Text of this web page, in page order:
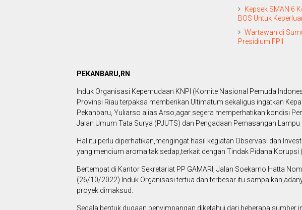
Kepsek SMAN 6
BOS Untuk
Wartawan di
Presidium FPII
PEKANBARU,RN
Induk Organisasi Kepemudaan KNPI (Komite Nasional Pemuda
Provinsi Riau terpaksa memberikan Ultimatum sekaligus ingatkan
Pekanbaru, Yuliarso alias Arso,agar segera memperhatikan kondisi
Jalan Umum Tata Surya (PJUTS) dan Pengadaan Pemasangan
Hal itu perlu diperhatikan,mengingat hasil kegiatan Observasi dan
yang mencium aroma tak sedap,terkait dengan Tindak Pidana Korupsi
Bertempat di Kantor Sekretariat PP GAMARI, Jalan Soekarno Hatta
(26/10/2022) Induk Organisasi tertua dan terbesar itu
proyek dimaksud.
Segala bentuk dugaan penyimpangan diketahui dari beberapa sumber